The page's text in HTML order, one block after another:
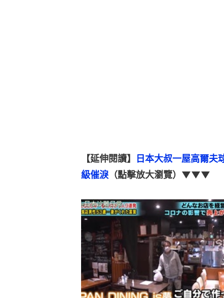
【延伸閱讀】
日本大叔一屋高爾夫
級催淚 （點擊放大瀏覽）▼▼▼